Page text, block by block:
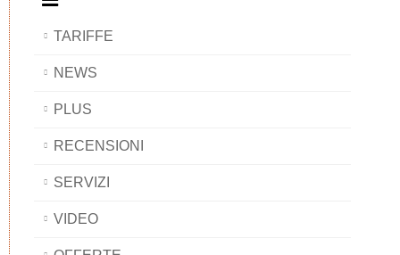
TARIFFE
NEWS
PLUS
RECENSIONI
SERVIZI
VIDEO